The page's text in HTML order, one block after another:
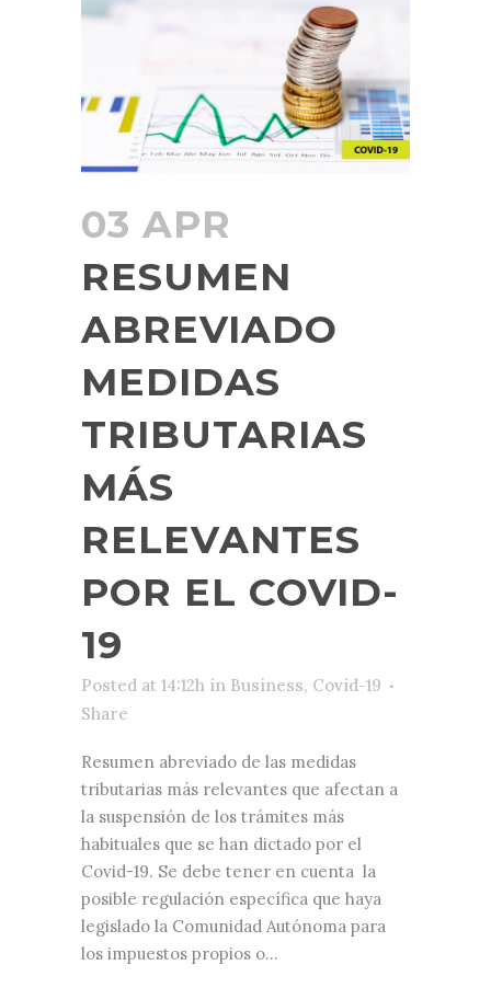
03 APR
RESUMEN
ABREVIADO
MEDIDAS
TRIBUTARIAS
MÁS
RELEVANTES
POR EL COVID-
19
Posted at 14:12h in Business, Covid-19
Share
Resumen abreviado de las medidas
tributarias más relevantes que afectan a
la suspensión de los trámites más
habituales que se han dictado por el
Covid-19. Se debe tener en cuenta la
posible regulación específica que haya
legislado la Comunidad Autónoma para
los impuestos propios o...